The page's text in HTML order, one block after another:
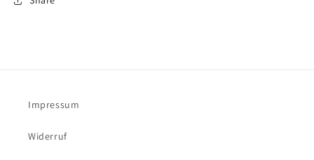
Impressum
Widerruf